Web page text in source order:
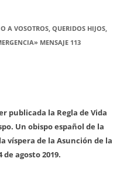
A VOSOTROS, QUERIDOS HIJOS,
MENSAJE 113
publicada la Regla de Vida
Un obispo español de la
víspera de la Asunción de la
de agosto 2019.